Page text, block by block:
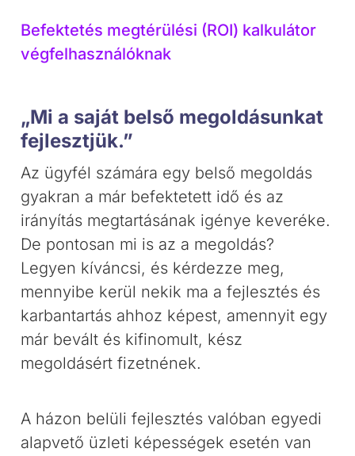
Befektetés megtérülési (ROI) kalkulátor
végfelhasználóknak
„Mi a saját belső megoldásunkat
fejlesztjük.”
Az ügyfél számára egy belső megoldás
gyakran a már befektetett idő és az
irányítás megtartásának igénye keveréke.
De pontosan mi is az a megoldás?
Legyen kíváncsi, és kérdezze meg,
mennyibe kerül nekik ma a fejlesztés és
karbantartás ahhoz képest, amennyit egy
már bevált és kifinomult, kész
megoldásért fizetnének.
A házon belüli fejlesztés valóban egyedi
alapvető üzleti képességek esetén van